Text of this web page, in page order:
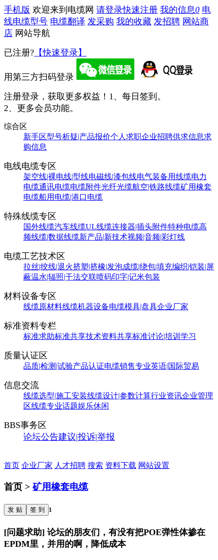
手机版 欢迎来到电缆网 请登录快速注册 我的信息0 电
线电缆型号 电缆翻译 发采购 我的收藏 发招聘 网站商
店 网站导航
已注册? 【快速登录】
用第三方扫码登录
注册登录，获取更多权益！ 1、每日签到。
2、更多会员功能。
综合区
新手区型号析疑|产品报价个人求职企业招聘供求信息求
购信息
电线电缆专区
架空线|裸电线|型线电磁线|漆包线电气装备用线缆电力
电缆通讯电缆电缆附件光纤光缆航空|铁路线缆矿用橡套
电缆船用电缆|港口电缆
特殊线缆专区
国外线缆汽车线缆UL线缆连接器|插头附件特种电缆高
频线缆|数据线缆新产品|新技术视频|音频|彩灯线
电缆工艺技术区
拉丝|绞线|退火挤塑|挤橡|发泡成缆|绕包|填充编织|铠装|屏
蔽温水|辐照|干法交联喷码印字|记米包装
材料设备专区
线缆原材料线缆机器设备电缆模具|盘具企业厂家
标准资料专栏
标准求助标准共享技术资料共享标准讨论|培训学习
质量认证区
品质|检测|试验产品认证电缆销售专业英语|国际贸易
信息交流
线缆选型|施工安装线缆设计|参数计算行业资讯企业管理
区线缆专业话题娱乐休闲
BBS事务区
论坛公告建议|投诉|举报
首页 企业厂家 人才招聘 搜索 资料下载 网站设置
首页 >矿用橡套电缆
发 贴 签 到 1
[问题求助] 论坛的朋友们，有没有把POE弹性体掺在
EPDM里，并用的啊，降低成本